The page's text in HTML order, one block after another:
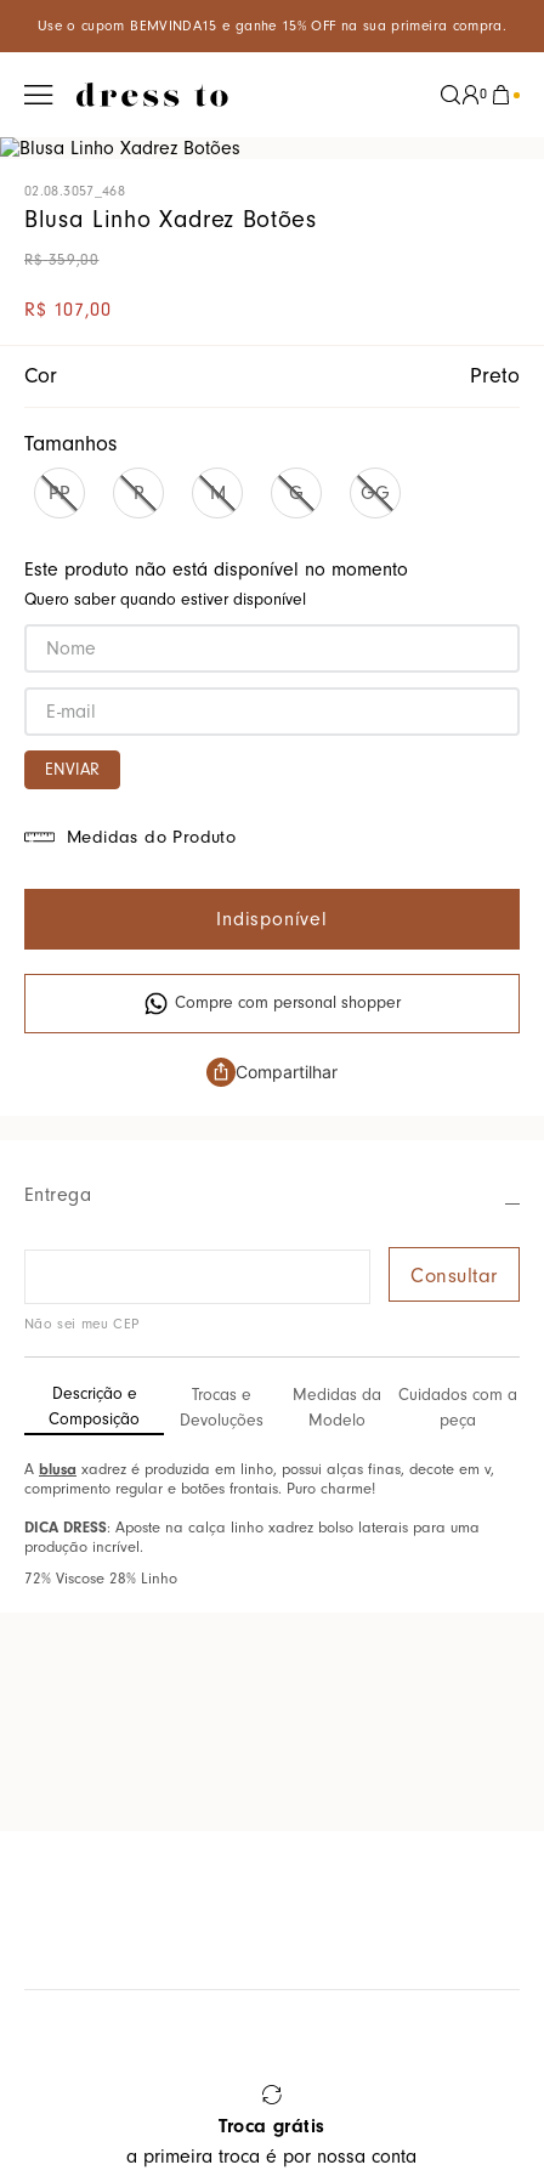
e ganhe 15% OFF na sua primeira compra. Aproveite um
0
02.08.3057_468
Blusa Linho Xadrez Botões
R$ 359,00
R$ 107,00
Cor Preto
Tamanhos
PP P M G GG
Este produto não está disponível no momento
Quero saber quando estiver disponível
ENVIAR
Medidas do Produto
Indisponível
Compre com personal shopper
Compartilhar
Entrega
Não sei meu CEP
Descrição e
Composição
Trocas e
Devoluções
Medidas da
Modelo
Cuidados com a
peça
A blusa xadrez é produzida em linho, possui alças finas, decote em v,
comprimento regular e botões frontais. Puro charme!
DICA DRESS: Aposte na calça linho xadrez bolso laterais para uma
produção incrível.
72% Viscose 28% Linho
Troca grátis
a primeira troca é por nossa conta